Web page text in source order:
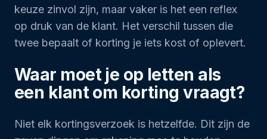
keuze zinvol zijn, maar vaker is het een reflex
op druk van de klant. Het verschil tussen die
twee bepaalt of korting je iets kost of oplevert.
Waar moet je op letten als
een klant om korting vraagt?
Niet elk kortingsverzoek is hetzelfde. Dit zijn de